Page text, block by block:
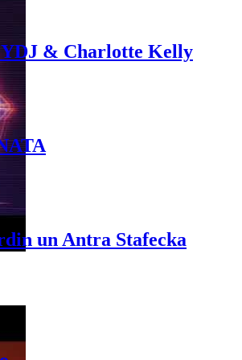
& Charlotte Kelly
un Antra Stafecka